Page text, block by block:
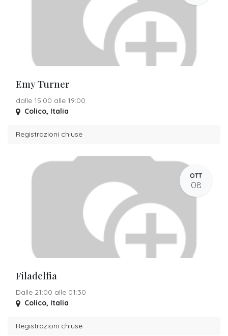
Emy Turner
dalle 15:00 alle 19:00
Colico, Italia
Registrazioni chiuse
OTT
08
Filadelfia
Dalle 21:00 alle 01:30
Colico, Italia
Registrazioni chiuse